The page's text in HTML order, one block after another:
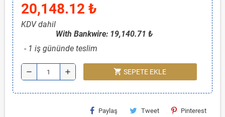
20,148.12 ₺
KDV dahil
With Bankwire: 19,140.71 ₺
1 iş gününde teslim
remove add shopping_cart SEPETE EKLE
Paylaş Tweet Pinterest